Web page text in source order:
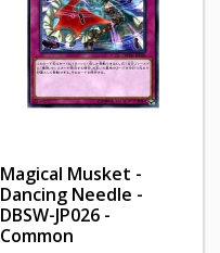
Magical Musket -
Dancing Needle -
DBSW-JP026 -
Common